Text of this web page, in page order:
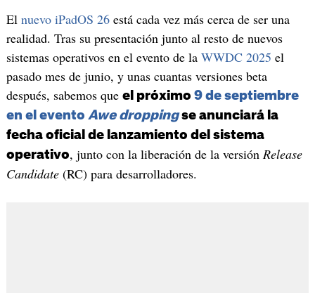
El nuevo iPadOS 26está cada vez más cerca de ser una
realidad. Tras su presentación junto al resto de nuevos
sistemas operativos en el evento de la WWDC 2025 el
pasado mes de junio, y unas cuantas versiones beta
después, sabemos que el próximo 9 de septiembre
en el evento Awe droppingse anunciará la
fecha oficial de lanzamiento del sistema
operativo, junto con la liberación de la versión Release
Candidate(RC) para desarrolladores.